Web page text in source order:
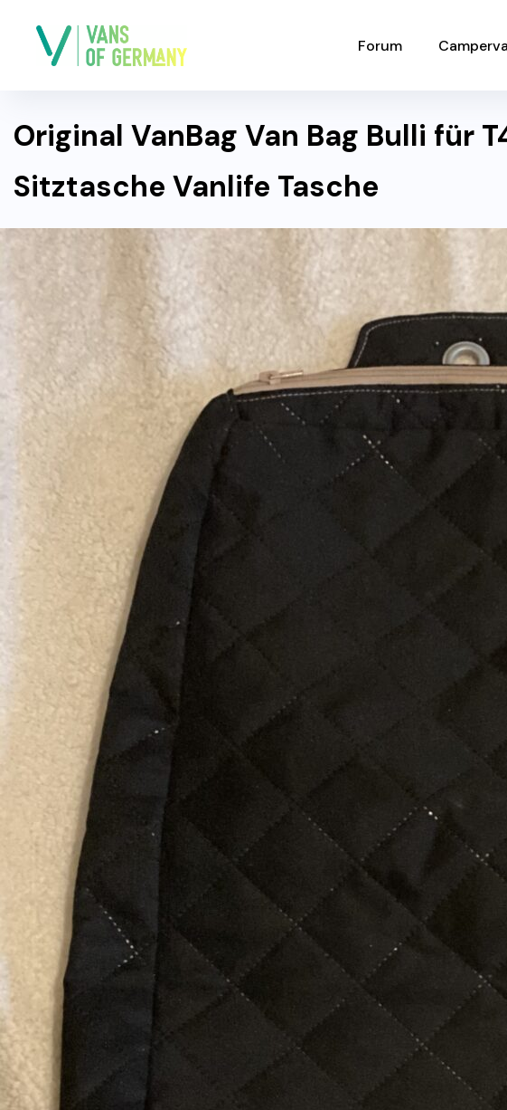
Forum
Original VanBag Van Bag Bulli für
Sitztasche Vanlife Tasche